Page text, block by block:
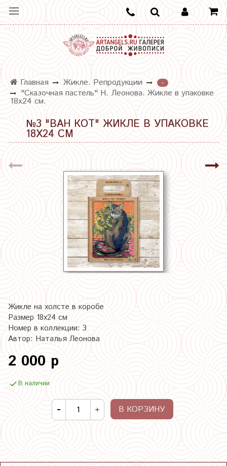
Главная Жикле. Репродукции
-
"Сказочная пастель" Н. Леонова. Жикле в упаковке
18х24 см.
№3 "ВАН КОТ" ЖИКЛЕ В УПАКОВКЕ
18Х24 СМ
Жикле на холсте в коробе
Размер 18х24 см
Номер в коллекции: 3
Автор: Наталья Леонова
2 000 р
В наличии
В КОРЗИНУ